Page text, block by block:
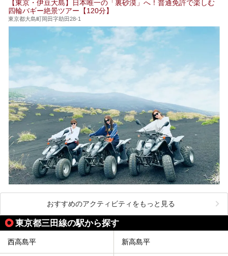
24時間営業で宿泊できる施設や、1,000円以下で楽しめる安
い施設、デートや休日レジャーにもぴったりなエンタメ要素
が充実した施設など、利用のシーンに合わせて参考にしてく
ださい。
【東京・伊豆大島】日本唯一の「裏砂漠」へ！普通免許で楽しむ
四輪バギー絶景ツアー【120分】
東京都大島町岡田字助田28-1
おすすめのアクティビティをもっと見る
東京都三田線の駅から探す
西高島平 新高島平